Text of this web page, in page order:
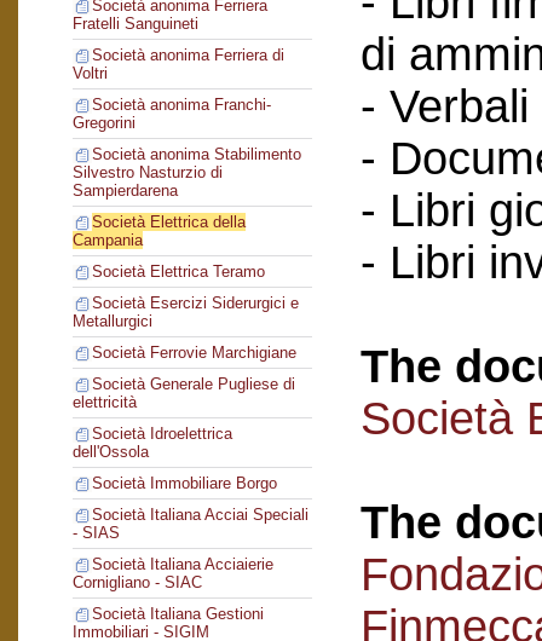
Società anonima Ferriera
Fratelli Sanguineti
Società anonima Ferriera di
Voltri
Società anonima Franchi-
Gregorini
Società anonima Stabilimento
Silvestro Nasturzio di
Sampierdarena
Società Elettrica della
Campania
Società Elettrica Teramo
Società Esercizi Siderurgici e
Metallurgici
Società Ferrovie Marchigiane
Società Generale Pugliese di
elettricità
Società Idroelettrica
dell'Ossola
Società Immobiliare Borgo
Società Italiana Acciai Speciali
- SIAS
Società Italiana Acciaierie
Cornigliano - SIAC
Società Italiana Gestioni
Immobiliari - SIGIM
di
-
-
- Libri
- Libri
The
Società
The